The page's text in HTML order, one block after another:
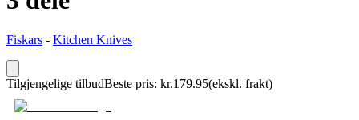
Fiskars - Kitchen Knives
Tilgjengelige tilbudBeste pris: kr.179.95(ekskl. frakt)